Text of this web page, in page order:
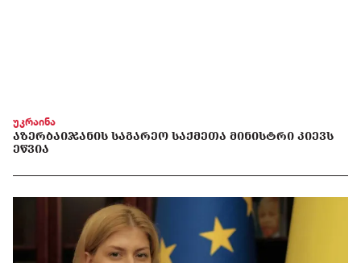
უკრაინა
ᲐᲖᲔᲠᲑᲐᲘᲯᲐᲜᲘᲡ ᲡᲐᲒᲐᲠᲔᲝ ᲡᲐᲥᲛᲔᲗᲐ ᲛᲘᲜᲘᲡᲢᲠᲘ ᲙᲘᲔᲕᲡ
ᲔᲬᲕᲘᲐ